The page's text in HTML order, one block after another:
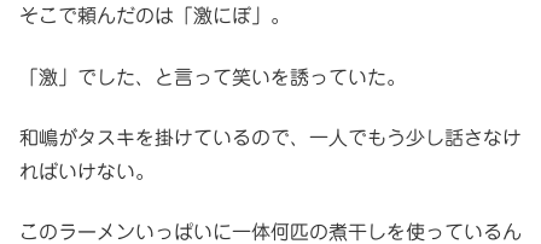
そこで頼んだのは「激にぼ」。
「激」でした、と言って笑いを誘っていた。
和嶋がタスキを掛けているので、一人でもう少し話さなけ
ればいけない。
このラーメンいっぱいに一体何匹の煮干しを使っているん